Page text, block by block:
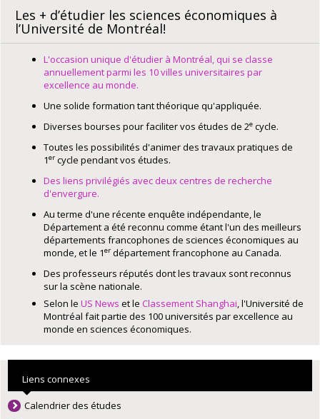
Les + d’étudier les sciences économiques à
l’Université de Montréal!
L'occasion unique d'étudier à Montréal, qui se classe
annuellement parmi les 10 villes universitaires par
excellence au monde.
Une solide formation tant théorique qu'appliquée.
Diverses bourses pour faciliter vos études de 2e cycle.
Toutes les possibilités d'animer des travaux pratiques de
1er cycle pendant vos études.
Des liens privilégiés avec deux centres de recherche
d'envergure.
Au terme d'une récente enquête indépendante, le
Département a été reconnu comme étant l'un des meilleurs
départements francophones de sciences économiques au
monde, et le 1er département francophone au Canada.
Des professeurs réputés dont les travaux sont reconnus
sur la scène nationale.
Selon le US News et le Classement Shanghai, l'Université de
Montréal fait partie des 100 universités par excellence au
monde en sciences économiques.
Liens connexes
Calendrier des études